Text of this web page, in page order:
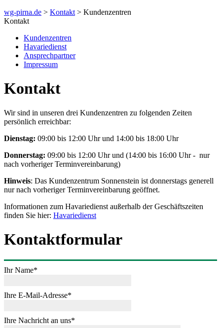
wg-pirna.de > Kontakt > Kundenzentren
Kontakt
Kundenzentren
Havariedienst
Ansprechpartner
Impressum
Kontakt
Wir sind in unseren drei Kundenzentren zu folgenden Zeiten
persönlich erreichbar:
Dienstag: 09:00 bis 12:00 Uhr und 14:00 bis 18:00 Uhr
Donnerstag: 09:00 bis 12:00 Uhr und (14:00 bis 16:00 Uhr - nur
nach vorheriger Terminvereinbarung)
Hinweis: Das Kundenzentrum Sonnenstein ist donnerstags generell
nur nach vorheriger Terminvereinbarung geöffnet.
Informationen zum Havariedienst außerhalb der Geschäftszeiten
finden Sie hier: Havariedienst
Kontaktformular
Ihr Name
Ihre E-Mail-Adresse
Ihre Nachricht an uns